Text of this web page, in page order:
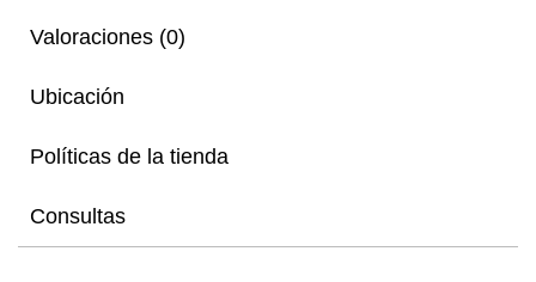
Valoraciones (0)
Ubicación
Políticas de la tienda
Consultas